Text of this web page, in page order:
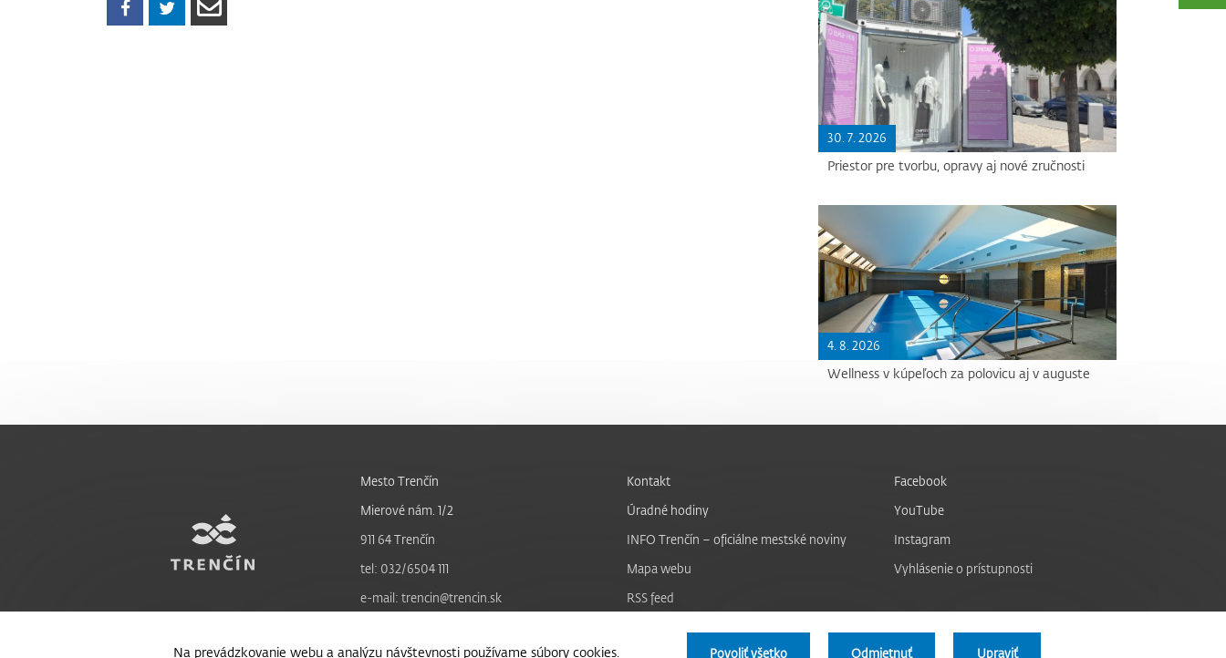
30. 7. 2026
Priestor pre tvorbu, opravy aj nové zručnosti
4. 8. 2026
Wellness v kúpeľoch za polovicu aj v auguste
Na prevádzkovanie webu a analýzu návštevnosti používame súbory cookies. Povoliť všetko Odmietnuť Upraviť
Mesto Trenčín
Mierové nám. 1/2
911 64 Trenčín
tel: 032/6504 111
e-mail: trencin@trencin.sk
Kontakt
Úradné hodiny
INFO Trenčín – oficiálne mestské noviny
Mapa webu
RSS feed
Facebook
YouTube
Instagram
Vyhlásenie o prístupnosti